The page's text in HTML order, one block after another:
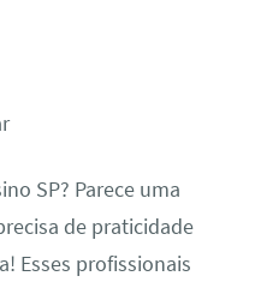
SP? Parece uma
de praticidade
Esses profissionais